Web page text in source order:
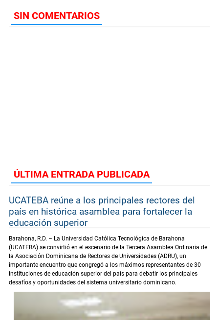
SIN COMENTARIOS
ÚLTIMA ENTRADA PUBLICADA
UCATEBA reúne a los principales rectores del
país en histórica asamblea para fortalecer la
educación superior
Barahona, R.D. – La Universidad Católica Tecnológica de Barahona
(UCATEBA) se convirtió en el escenario de la Tercera Asamblea Ordinaria de
la Asociación Dominicana de Rectores de Universidades (ADRU), un
importante encuentro que congregó a los máximos representantes de 30
instituciones de educación superior del país para debatir los principales
desafíos y oportunidades del sistema universitario dominicano.